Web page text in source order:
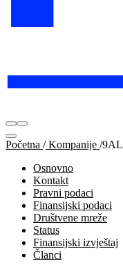
Početna /Kompanije /
Osnovno
Kontakt
Pravni podaci
Finansijski podaci
Društvene mreže
Status
Finansijski izvještaj
Članci